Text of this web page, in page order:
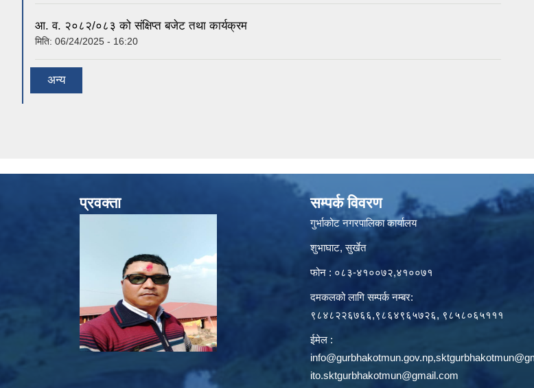
आ. व. २०८२/०८३ को संक्षिप्त बजेट तथा कार्यक्रम
मिति: 06/24/2025 - 16:20
अन्य
प्रवक्ता सम्पर्क विवरण
गुर्भाकोट नगरपालिका कार्यालय
शुभाघाट, सुर्खेत
फोन : ०८३-४१००७२,४१००७१
दमकलको लागि सम्पर्क नम्बर:
९८४८२२६७६६,९८६४९६५७२६, ९८५८०६५१११
ईमेल :
info@gurbhakotmun.gov.np,
ito.sktgurbhakotmun@gmail.com